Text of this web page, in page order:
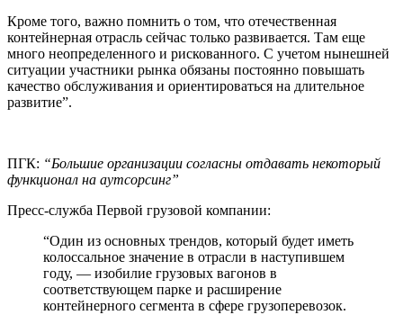
Кроме того, важно помнить о том, что отечественная
контейнерная отрасль сейчас только развивается. Там еще
много неопределенного и рискованного. С учетом нынешней
ситуации участники рынка обязаны постоянно повышать
качество обслуживания и ориентироваться на длительное
развитие”.
ПГК: “Большие организации согласны отдавать некоторый
функционал на аутсорсинг”
Пресс-служба Первой грузовой компании:
“Один из основных трендов, который будет иметь
колоссальное значение в отрасли в наступившем
году, — изобилие грузовых вагонов в
соответствующем парке и расширение
контейнерного сегмента в сфере грузоперевозок.